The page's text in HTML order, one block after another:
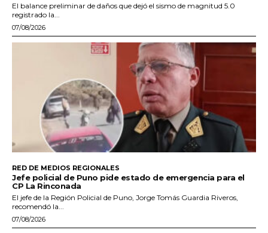
El balance preliminar de daños que dejó el sismo de magnitud 5.0
registrado la...
07/08/2026
RED DE MEDIOS REGIONALES
Jefe policial de Puno pide estado de emergencia para el
CP La Rinconada
El jefe de la Región Policial de Puno, Jorge Tomás Guardia Riveros,
recomendó la...
07/08/2026